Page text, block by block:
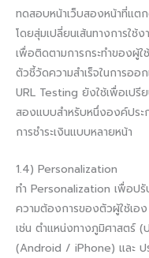
ทดสอบหน้าเว็บสองหน้าที่แต
โดยสุ่มเปลี่ยนเส้นทางการใช้
เพื่อติดตามการกระทำของผู้ใ
ตัวชี้วัดความสำเร็จในการอ
URL Testing ยังใช้เพื่อเป
สองแบบสำหรับหนึ่งองค์ประ
การชำระเงินแบบหลายหน้า
1.4) Personalization
ทำ Personalization เพื่อปรั
ความต้องการของตัวผู้ใช้เอ
เช่น ตำแหน่งทางภูมิศาสตร์
(Android / iPhone) และ ป